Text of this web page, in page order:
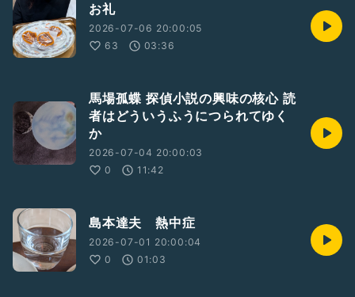
お礼
2026-07-06 20:00:05
63
03:36
馬場孤蝶 探偵小説の興味の核心 読
者はどういうふうにつられてゆく
か
2026-07-04 20:00:03
0
11:42
島本達夫 熱中症
2026-07-01 20:00:04
0
01:03